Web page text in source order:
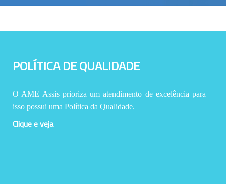
POLÍTICA DE QUALIDADE
O AME Assis prioriza um atendimento de excelência para
isso possui uma Política da Qualidade.
Clique e veja